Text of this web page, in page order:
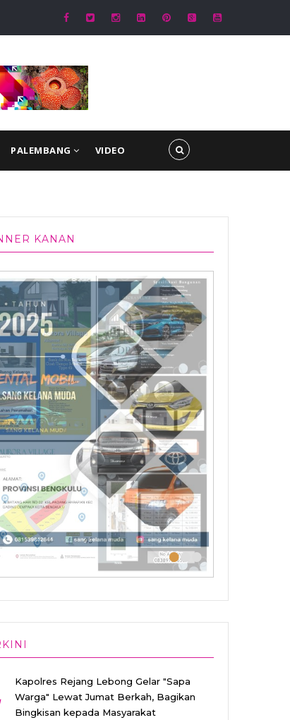
Gotong Royong Satgas TMMD Wujudkan Jalan Cor Kokoh
PALEMBANG VIDEO
KANAN
•••
Kapolres Rejang Lebong Gelar "Sapa
Warga" Lewat Jumat Berkah, Bagikan
Bingkisan kepada Masyarakat